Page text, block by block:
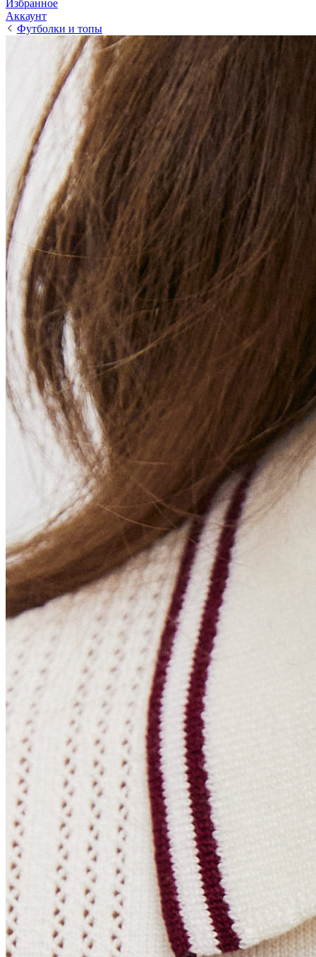
Избранное
Аккаунт
Футболки и топы